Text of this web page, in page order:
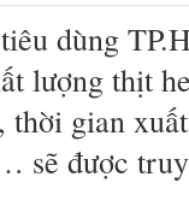
dùng
lượng thịt
gian
sẽ được